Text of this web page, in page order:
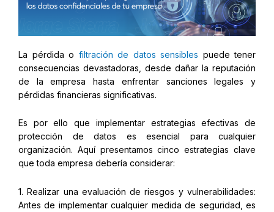
La pérdida o filtración de datos sensibles puede tener
consecuencias devastadoras, desde dañar la reputación
de la empresa hasta enfrentar sanciones legales y
pérdidas financieras significativas.
Es por ello que implementar estrategias efectivas de
protección de datos es esencial para cualquier
organización. Aquí presentamos cinco estrategias clave
que toda empresa debería considerar:
1. Realizar una evaluación de riesgos y vulnerabilidades:
Antes de implementar cualquier medida de seguridad, es